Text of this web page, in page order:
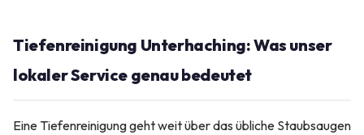
Tiefenreinigung Unterhaching: Was unser
lokaler Service genau bedeutet
Eine Tiefenreinigung geht weit über das übliche Staubsaugen